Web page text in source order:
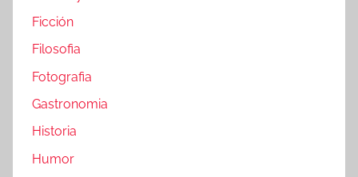
Ficción
Filosofia
Fotografia
Gastronomia
Historia
Humor